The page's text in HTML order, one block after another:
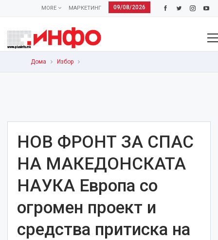
09/08/2026
МАРКЕТИНГ
MORE
Дома Избор
НОВ ФРОНТ ЗА СПАС
НА МАКЕДОНСКАТА
НАУКА Европа со
огромен проект и
средства притиска на